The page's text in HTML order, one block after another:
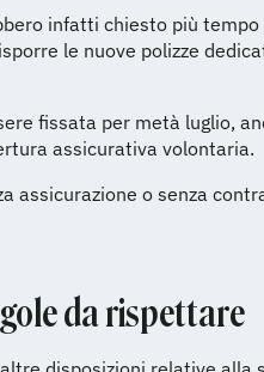
infatti chiesto più tempo
le nuove polizze
fissata per metà luglio,
assicurativa volontaria.
assicurazione o senza
da rispettare